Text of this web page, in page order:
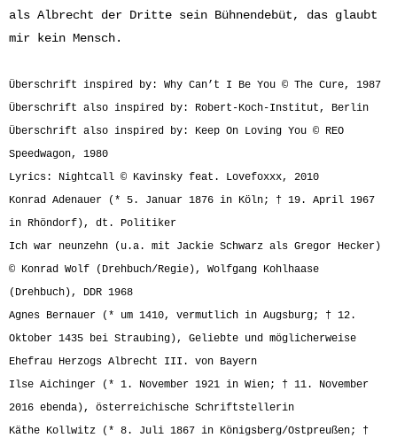
als Albrecht der Dritte sein Bühnendebüt, das glaubt
mir kein Mensch.
Überschrift inspired by: Why Can’t I Be You © The Cure, 1987
Überschrift also inspired by: Robert-Koch-Institut, Berlin
Überschrift also inspired by: Keep On Loving You © REO
Speedwagon, 1980
Lyrics: Nightcall © Kavinsky feat. Lovefoxxx, 2010
Konrad Adenauer (* 5. Januar 1876 in Köln; † 19. April 1967
in Rhöndorf), dt. Politiker
Ich war neunzehn (u.a. mit Jackie Schwarz als Gregor Hecker)
© Konrad Wolf (Drehbuch/Regie), Wolfgang Kohlhaase
(Drehbuch), DDR 1968
Agnes Bernauer (* um 1410, vermutlich in Augsburg; † 12.
Oktober 1435 bei Straubing), Geliebte und möglicherweise
Ehefrau Herzogs Albrecht III. von Bayern
Ilse Aichinger (* 1. November 1921 in Wien; † 11. November
2016 ebenda), österreichische Schriftstellerin
Käthe Kollwitz (* 8. Juli 1867 in Königsberg/Ostpreußen; †